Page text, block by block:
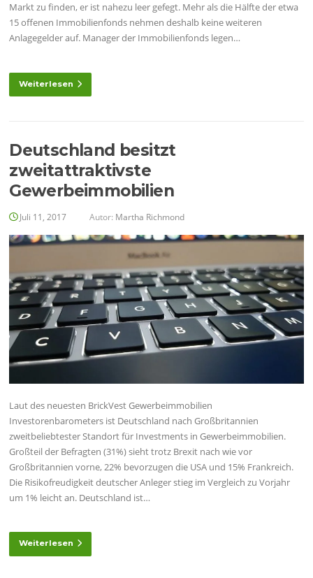
Markt zu finden, er ist nahezu leer gefegt. Mehr als die Hälfte der etwa
15 offenen Immobilienfonds nehmen deshalb keine weiteren
Anlagegelder auf. Manager der Immobilienfonds legen…
Weiterlesen
Deutschland besitzt
zweitattraktivste
Gewerbeimmobilien
Juli 11, 2017 Autor: Martha Richmond
Laut des neuesten BrickVest Gewerbeimmobilien
Investorenbarometers ist Deutschland nach Großbritannien
zweitbeliebtester Standort für Investments in Gewerbeimmobilien.
Großteil der Befragten (31%) sieht trotz Brexit nach wie vor
Großbritannien vorne, 22% bevorzugen die USA und 15% Frankreich.
Die Risikofreudigkeit deutscher Anleger stieg im Vergleich zu Vorjahr
um 1% leicht an. Deutschland ist…
Weiterlesen